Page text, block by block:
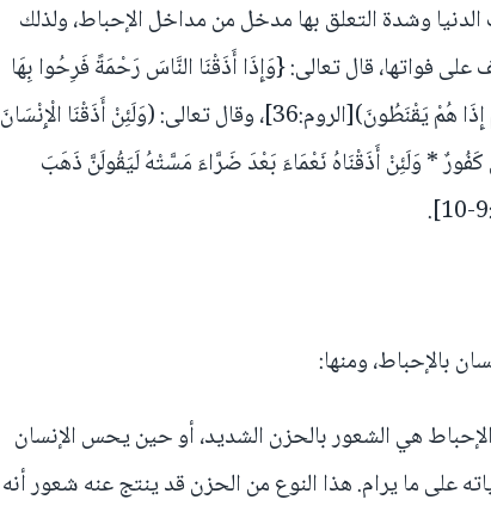
الدنيا وشدة التعلق بها مدخل من مداخل الإحباط، ولذلك
فواتها، قال تعالى: {وَإِذَا أَذَقْنَا النَّاسَ رَحْمَةً فَرِحُوا بِهَا
وَإِنْ تُصِبْهُمْ سَيِّئَةٌ بِمَا قَدَّمَتْ أَيْدِيهِمْ إِذَا هُمْ يَقْنَطُونَ)[الروم:36]، وقال تعالى: (وَلَئِنْ أَذَقْنَا الْإِنْسَانَ
كَفُورٌ * وَلَئِنْ أَذَقْنَاهُ نَعْمَاءَ بَعْدَ ضَرَّاءَ مَسَّتْهُ لَيَقُولَنَّ ذَهَبَ
بالإحباط، ومنها:
هي الشعور بالحزن الشديد، أو حين يحس الإنسان
على ما يرام. هذا النوع من الحزن قد ينتج عنه شعور أنه